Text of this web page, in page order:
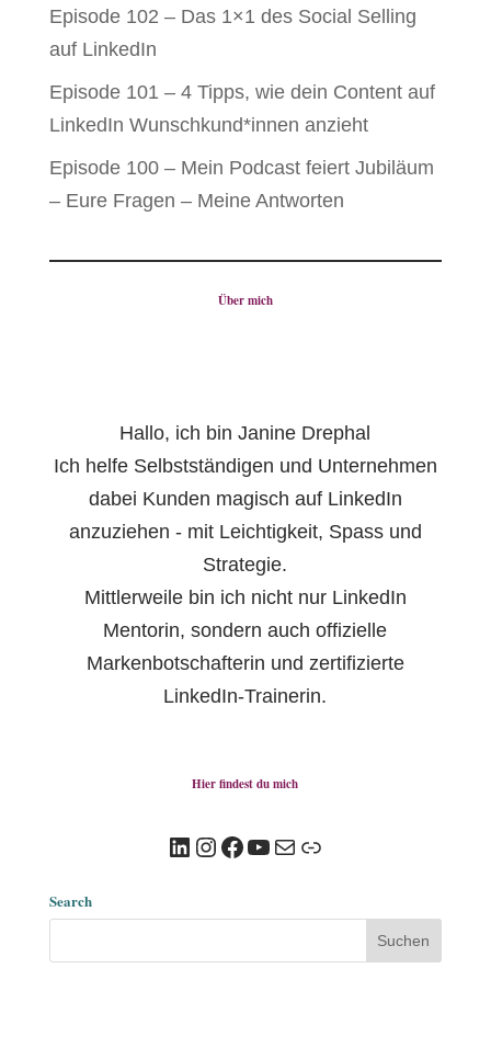
Episode 102 – Das 1×1 des Social Selling
auf LinkedIn
Episode 101 – 4 Tipps, wie dein Content auf
LinkedIn Wunschkund*innen anzieht
Episode 100 – Mein Podcast feiert Jubiläum
– Eure Fragen – Meine Antworten
Über mich
Hallo, ich bin Janine Drephal
Ich helfe Selbstständigen und Unternehmen
dabei Kunden magisch auf LinkedIn
anzuziehen - mit Leichtigkeit, Spass und
Strategie.
Mittlerweile bin ich nicht nur LinkedIn
Mentorin, sondern auch offizielle
Markenbotschafterin und zertifizierte
LinkedIn-Trainerin.
Hier findest du mich
LinkedIn
Instagram
Facebook
YouTube
E-Mail
Link
Search